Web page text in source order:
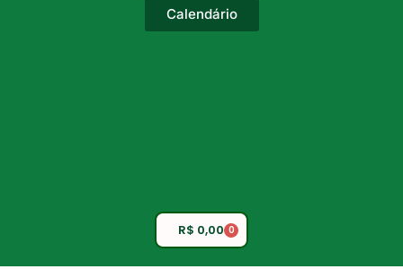
Calendário
Adicione o texto do seu
R$ 0,00 0